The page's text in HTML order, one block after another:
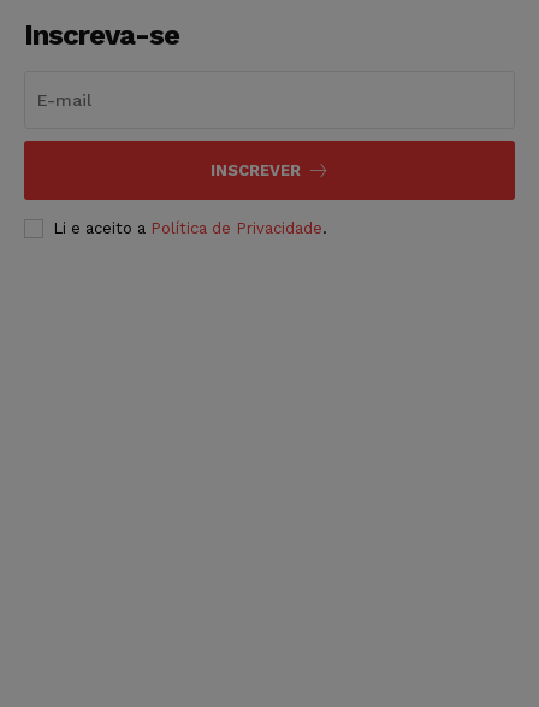
Inscreva-se
INSCREVER
Li e aceito a Política de Privacidade.